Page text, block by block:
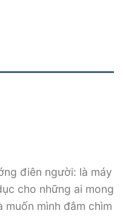
điên người: là máy
cho những ai mong
muốn mình đắm chìm